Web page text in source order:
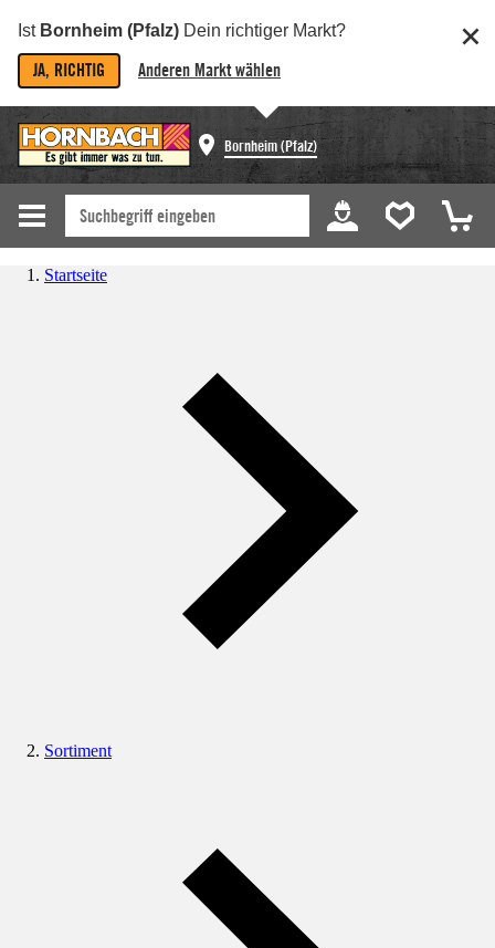
Ist Bornheim (Pfalz) Dein richtiger Markt?
JA, RICHTIG Anderen Markt wählen
Bornheim (Pfalz)
Startseite
Sortiment